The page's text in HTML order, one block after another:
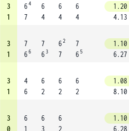
3
1
64
7
6
4
6
4
6
4
1.20
4.13
3
1
7
66
7
6 3
62
7
7
6 5
1.10
6.27
3
1
4
6
6
2
6
2
6
2
1.08
8.10
3
0
6
1
6
3
6
2
1.10
6.28